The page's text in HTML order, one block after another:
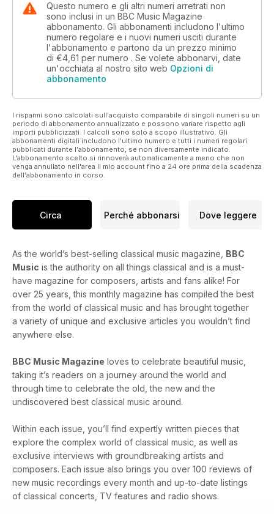
Questo numero e gli altri numeri arretrati non
sono inclusi in un BBC Music Magazine
abbonamento. Gli abbonamenti includono l'ultimo
numero regolare e i nuovi numeri usciti durante
l'abbonamento e partono da un prezzo minimo
di €4,61 per numero . Se volete abbonarvi, date
un'occhiata al nostro sito web Opzioni di
abbonamento
I risparmi sono calcolati sull'acquisto comparabile di singoli numeri su un
periodo di abbonamento annualizzato e possono variare rispetto agli
importi pubblicizzati. I calcoli sono solo a scopo illustrativo. Gli
abbonamenti digitali includono l'ultimo numero e tutti i numeri regolari
pubblicati durante l'abbonamento, se non diversamente indicato.
L'abbonamento scelto si rinnoverà automaticamente a meno che non
venga annullato nell'area Il mio account fino a 24 ore prima della scadenza
dell'abbonamento in corso.
Circa Perché abbonarsi Dove leggere
As the world’s best-selling classical music magazine, BBC
Music is the authority on all things classical and is a must-
have magazine for composers, artists and fans alike! For
over 25 years, this monthly magazine has compiled the best
from the world of classical music and has brought together
a variety of unique and exclusive articles you wouldn’t find
anywhere else.
BBC Music Magazine loves to celebrate beautiful music,
taking it’s readers on a journey around the world and
through time to celebrate the old, the new and the
undiscovered best classical music around.
Within each issue, you’ll find expertly written pieces that
explore the complex world of classical music, as well as
exclusive interviews with groundbreaking artists and
composers. Each issue also brings you over 100 reviews of
new music recordings every month and up-to-date listings
of classical concerts, TV features and radio shows.